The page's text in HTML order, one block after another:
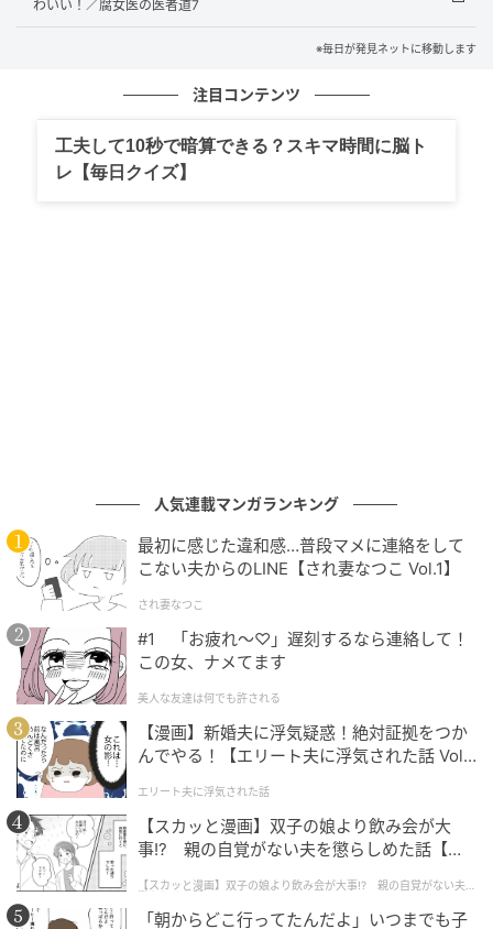
わいい！／腐女医の医者道7
※毎日が発見ネットに移動します
注目コンテンツ
工夫して10秒で暗算できる？スキマ時間に脳ト
レ【毎日クイズ】
人気連載マンガランキング
最初に感じた違和感…普段マメに連絡をして
こない夫からのLINE【され妻なつこ Vol.1】
され妻なつこ
#1 「お疲れ〜♡」遅刻するなら連絡して！
この女、ナメてます
美人な友達は何でも許される
【漫画】新婚夫に浮気疑惑！絶対証拠をつか
んでやる！【エリート夫に浮気された話 Vol.
エリート夫に浮気された話
【スカッと漫画】双子の娘より飲み会が大
事!? 親の自覚がない夫を懲らしめた話【第1
【スカッと漫画】双子の娘より飲み会が大事!? 親の自覚がない夫を
懲らしめた話
「朝からどこ行ってたんだよ」いつまでも子